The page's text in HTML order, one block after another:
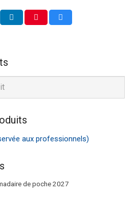
aux professionnels)
de poche 2027